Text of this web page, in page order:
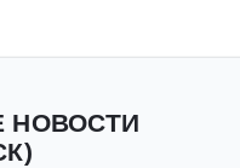
НОВОСТИ